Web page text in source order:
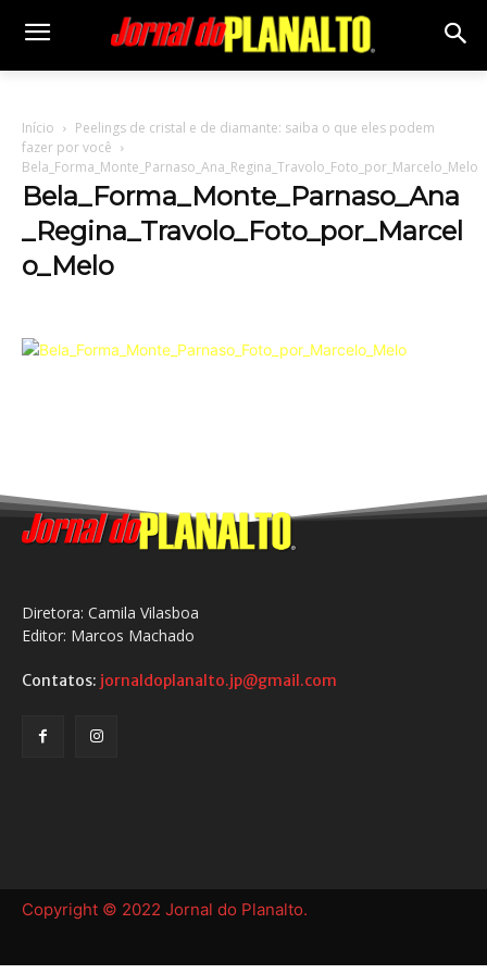
Início
Peelings de cristal e de diamante: saiba o que eles podem
fazer por você
Bela_Forma_Monte_Parnaso_Ana_Regina_Travolo_Foto_por_Marcelo_Melo
Bela_Forma_Monte_Parnaso_Ana
_Regina_Travolo_Foto_por_Marcel
o_Melo
Diretora: Camila Vilasboa
Editor: Marcos Machado
Contatos: jornaldoplanalto.jp@gmail.com
Copyright © 2022 Jornal do Planalto.